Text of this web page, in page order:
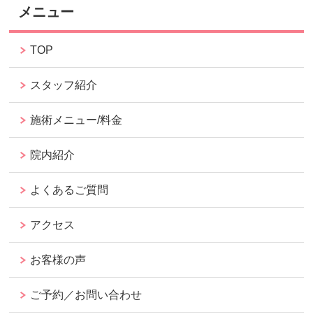
メニュー
TOP
スタッフ紹介
施術メニュー/料金
院内紹介
よくあるご質問
アクセス
お客様の声
ご予約／お問い合わせ